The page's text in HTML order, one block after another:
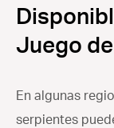
Juego
En algunas
serpientes